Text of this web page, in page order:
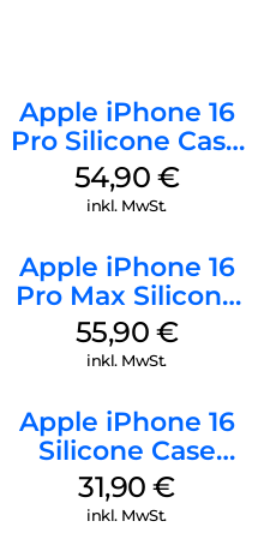
Apple iPhone 16
Pro Silicone Case
MagSafe Black
54,90 €
inkl. MwSt.
Apple iPhone 16
Pro Max Silicone
Case MagSafe
Stone Gray
55,90 €
inkl. MwSt.
Apple iPhone 16
Silicone Case
MagSafe Fuchsia
31,90€
inkl. MwSt.